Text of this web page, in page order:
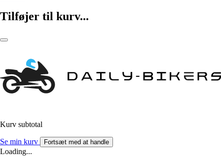
Tilføjer til kurv...
Kurv subtotal
Se min kurv Fortsæt med at handle
Loading...